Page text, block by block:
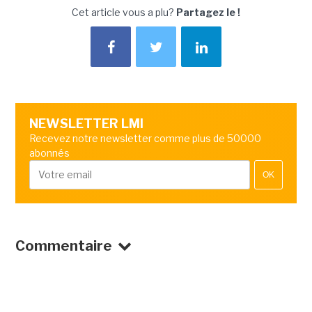
Cet article vous a plu? Partagez le !
NEWSLETTER LMI
Recevez notre newsletter comme plus de 50000
abonnés
OK
Commentaire